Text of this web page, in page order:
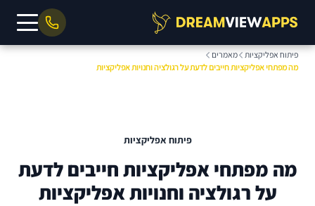
פיתוח אפליקציות
מאמרים
מה מפתחי אפליקציות חייבים לדעת על רגולציה וחנויות אפליקציות
פיתוח אפליקציות
מה מפתחי אפליקציות חייבים לדעת
על רגולציה וחנויות אפליקציות